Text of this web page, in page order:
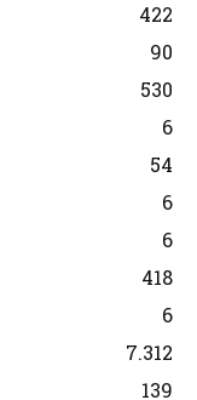
422
90
530
6
54
6
6
418
6
7.312
139